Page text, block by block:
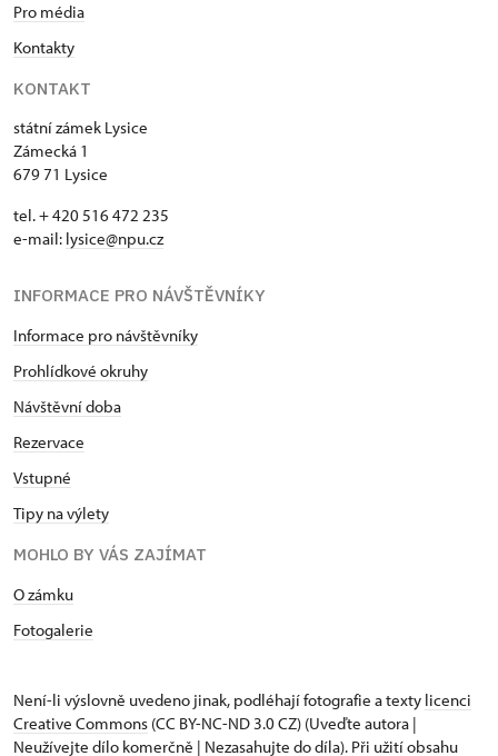
Pro média
Kontakty
KONTAKT
státní zámek Lysice
Zámecká 1
679 71 Lysice
tel. + 420 516 472 235
e-mail: ​lysice@npu.cz
INFORMACE PRO NÁVŠTĚVNÍKY
Informace pro návštěvníky
Prohlídkové okruhy
Návštěvní doba
Rezervace
Vstupné
Tipy na výlety
MOHLO BY VÁS ZAJÍMAT
O zámku
Fotogalerie
Není-li výslovně uvedeno jinak, podléhají fotografie a texty licenci
Creative Commons (CC BY-NC-ND 3.0 CZ) (Uveďte autora |
Neužívejte dílo komerčně | Nezasahujte do díla). Při užití obsahu